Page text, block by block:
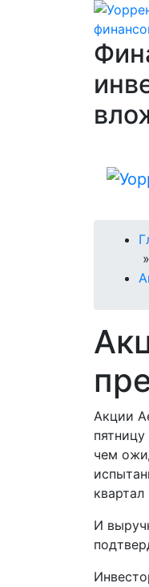
»
Акции
чем
И